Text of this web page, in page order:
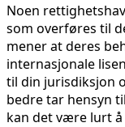
Noen
som overføres til
mener at deres
internasjonale
til din jurisdiksjon
bedre tar hensyn
kan det være lurt